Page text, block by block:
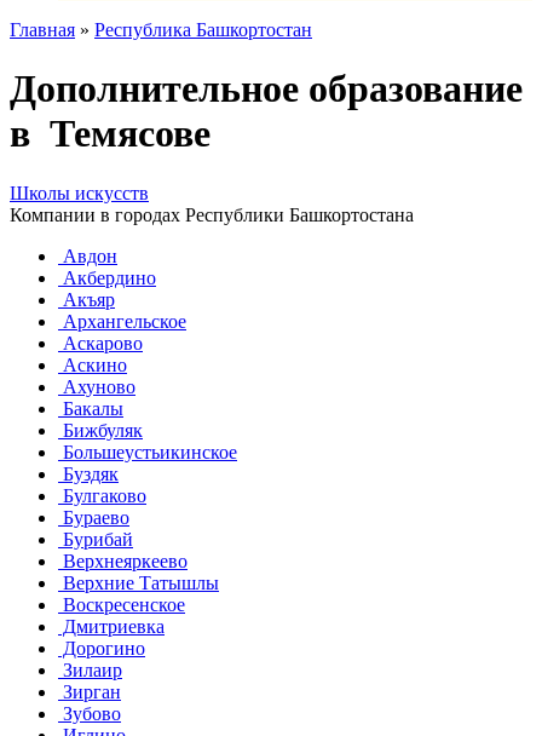
Главная » Республика Башкортостан
Дополнительное образование
в Темясове
Школы искусств
Компании в городах Республики Башкортостана
Авдон
Акбердино
Акъяр
Архангельское
Аскарово
Аскино
Ахуново
Бакалы
Бижбуляк
Большеустьикинское
Буздяк
Булгаково
Бураево
Бурибай
Верхнеяркеево
Верхние Татышлы
Воскресенское
Дмитриевка
Дорогино
Зилаир
Зирган
Зубово